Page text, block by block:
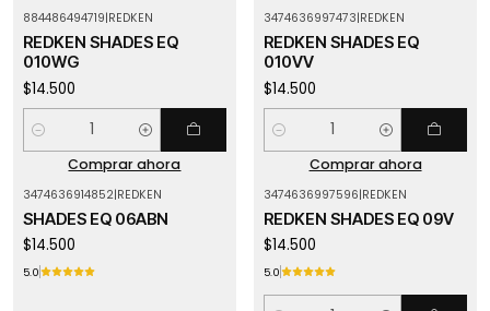
884486494719|REDKEN
REDKEN SHADES EQ
010WG
$14.500
Cantidad
Comprar ahora
3474636997473|REDKEN
REDKEN SHADES EQ
010VV
$14.500
Cantidad
Comprar ahora
3474636914852|REDKEN
SHADES EQ 06ABN
$14.500
5.0
3474636997596|REDKEN
REDKEN SHADES EQ 09V
$14.500
5.0